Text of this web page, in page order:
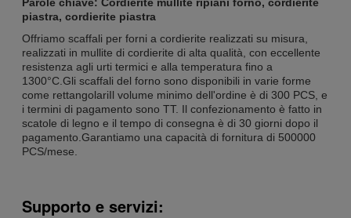
piastra, cordierite piastra
Offriamo scaffali per forni a cordierite realizzati su misura,
realizzati in mullite di cordierite di alta qualità, con eccellente
resistenza agli urti termici e alla temperatura fino a
1300°C.Gli scaffali del forno sono disponibili in varie forme
come rettangolariIl volume minimo dell'ordine è di 300 PCS, e
i termini di pagamento sono TT. Il confezionamento è fatto in
scatole di legno e il tempo di consegna è di 30 giorni dopo il
pagamento.Garantiamo una capacità di fornitura di 500000
PCS/mese.
Supporto e servizi: